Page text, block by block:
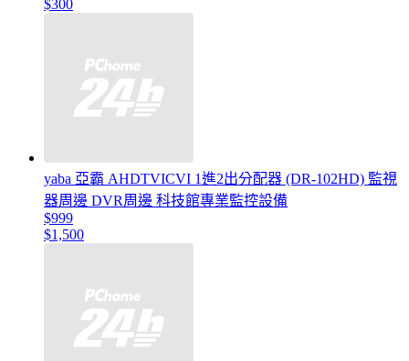
$300
yaba 亞霸 AHDTVICVI 1進2出分配器 (DR-102HD) 監視
器周邊 DVR周邊 科技館專業監控設備
$999
$1,500